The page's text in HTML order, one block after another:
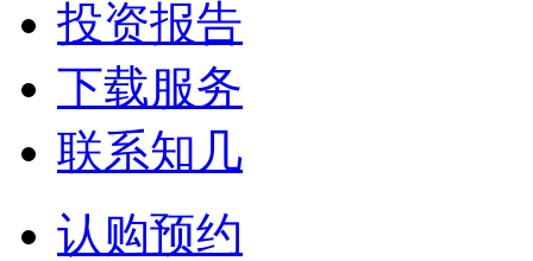
投资报告
下载服务
联系知几
认购预约